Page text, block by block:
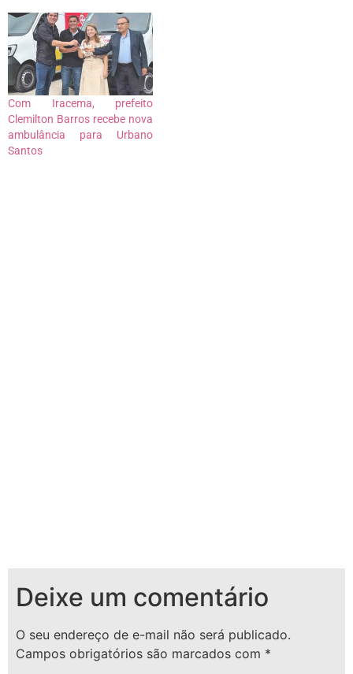
Com Iracema, prefeito
Clemilton Barros recebe nova
ambulância para Urbano
Santos
Deixe um comentário
O seu endereço de e-mail não será publicado.
Campos obrigatórios são marcados com *